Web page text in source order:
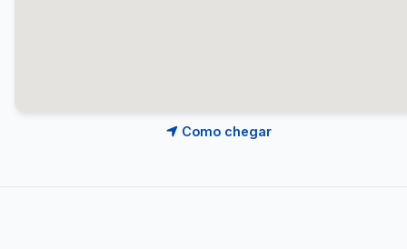
Como chegar